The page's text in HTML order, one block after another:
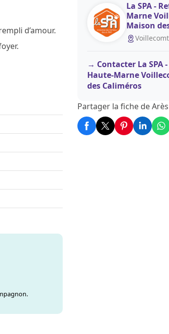
d’amour.
La SPA -
Marne
Maison
Contacter La SPA
Haute-Marne
des Caliméros
Partager la fiche de